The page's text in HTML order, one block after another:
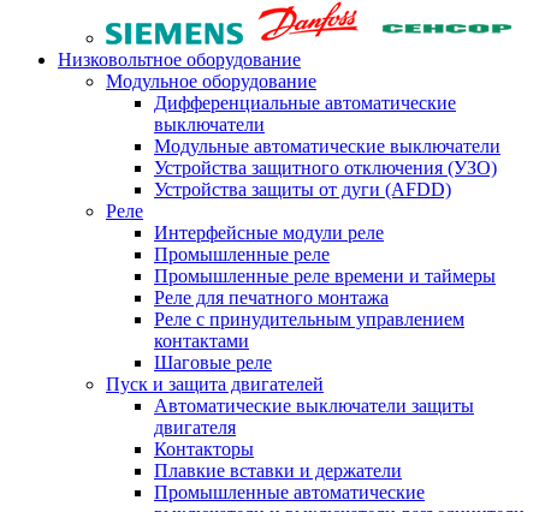
Низковольтное оборудование
Модульное оборудование
Дифференциальные автоматические
выключатели
Модульные автоматические выключатели
Устройства защитного отключения (УЗО)
Устройства защиты от дуги (AFDD)
Реле
Интерфейсные модули реле
Промышленные реле
Промышленные реле времени и таймеры
Реле для печатного монтажа
Реле с принудительным управлением
контактами
Шаговые реле
Пуск и защита двигателей
Автоматические выключатели защиты
двигателя
Контакторы
Плавкие вставки и держатели
Промышленные автоматические